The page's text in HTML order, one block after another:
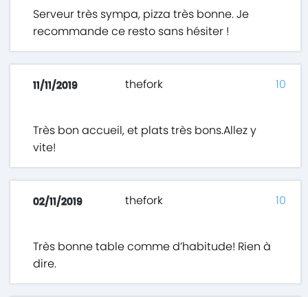
Serveur très sympa, pizza très bonne. Je
recommande ce resto sans hésiter !
11/11/2019 thefork
Très bon accueil, et plats très bons.Allez y
vite!
10
02/11/2019 thefork
Très bonne table comme d’habitude! Rien à
dire.
10